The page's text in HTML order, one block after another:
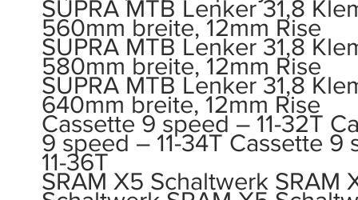
SUPRA MTB Lenker 31,8
560mm breite, 12mm Rise
SUPRA MTB Lenker 31,8
580mm breite, 12mm Rise
SUPRA MTB Lenker 31,8
640mm breite, 12mm Rise
Cassette 9 speed – 11-32T
9 speed – 11-34T Cassette 9
11-36T
SRAM X5 Schaltwerk SRAM